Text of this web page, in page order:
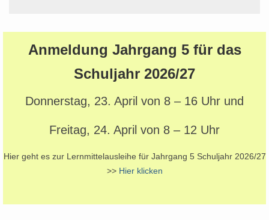
Anmeldung Jahrgang 5 für das
Schuljahr 2026/27
Donnerstag, 23. April von 8 – 16 Uhr und
Freitag, 24. April von 8 – 12 Uhr
Hier geht es zur Lernmittelausleihe für Jahrgang 5 Schuljahr 2026/27
>> Hier klicken